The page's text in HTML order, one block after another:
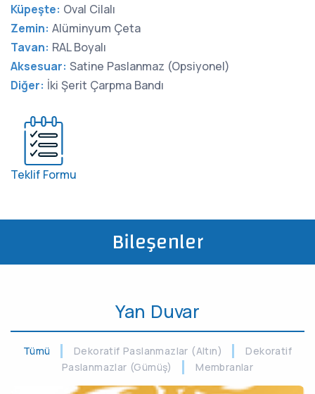
Küpeşte: Oval Cilalı
Zemin: Alüminyum Çeta
Tavan: RAL Boyalı
Aksesuar: Satine Paslanmaz (Opsiyonel)
Diğer: İki Şerit Çarpma Bandı
Teklif Formu
Bileşenler
Yan Duvar
Tümü Dekoratif Paslanmazlar (Altın)
Dekoratif
Paslanmazlar (Gümüş)
Membranlar